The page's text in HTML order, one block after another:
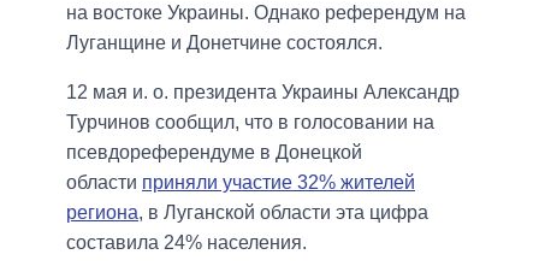
на востоке Украины. Однако референдум на
Луганщине и Донетчине состоялся.
12 мая и. о. президента Украины Александр
Турчинов сообщил, что в голосовании на
псевдореферендуме в Донецкой
области приняли участие 32% жителей
региона, в Луганской области эта цифра
составила 24% населения.